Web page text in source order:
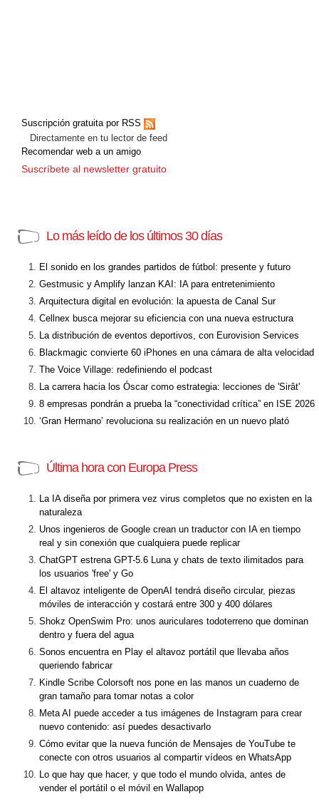
Suscripción gratuita por RSS
Directamente en tu lector de feed
Recomendar web a un amigo
Suscríbete al newsletter gratuito
Lo más leído de los últimos 30 días
El sonido en los grandes partidos de fútbol: presente y futuro
Gestmusic y Amplify lanzan KAI: IA para entretenimiento
Arquitectura digital en evolución: la apuesta de Canal Sur
Cellnex busca mejorar su eficiencia con una nueva estructura
La distribución de eventos deportivos, con Eurovision Services
Blackmagic convierte 60 iPhones en una cámara de alta velocidad
The Voice Village: redefiniendo el podcast
La carrera hacia los Óscar como estrategia: lecciones de 'Sirât'
8 empresas pondrán a prueba la “conectividad crítica” en ISE 2026
‘Gran Hermano’ revoluciona su realización en un nuevo plató
Última hora con Europa Press
La IA diseña por primera vez virus completos que no existen en la
naturaleza
Unos ingenieros de Google crean un traductor con IA en tiempo
real y sin conexión que cualquiera puede replicar
ChatGPT estrena GPT-5.6 Luna y chats de texto ilimitados para
los usuarios 'free' y Go
El altavoz inteligente de OpenAI tendrá diseño circular, piezas
móviles de interacción y costará entre 300 y 400 dólares
Shokz OpenSwim Pro: unos auriculares todoterreno que dominan
dentro y fuera del agua
Sonos encuentra en Play el altavoz portátil que llevaba años
queriendo fabricar
Kindle Scribe Colorsoft nos pone en las manos un cuaderno de
gran tamaño para tomar notas a color
Meta AI puede acceder a tus imágenes de Instagram para crear
nuevo contenido: así puedes desactivarlo
Cómo evitar que la nueva función de Mensajes de YouTube te
conecte con otros usuarios al compartir vídeos en WhatsApp
Lo que hay que hacer, y que todo el mundo olvida, antes de
vender el portátil o el móvil en Wallapop